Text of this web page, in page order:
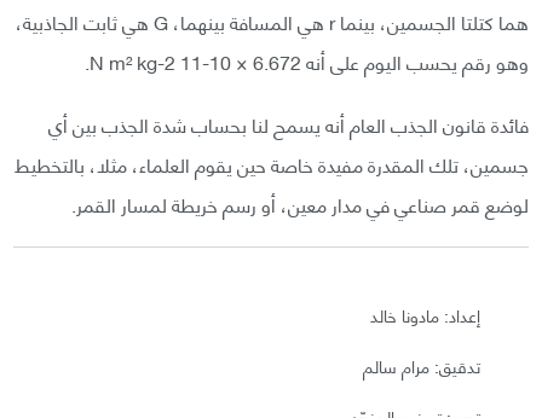
هما كتلتا الجسمين، بينما r هي المسافة بينهما، G هي ثابت الجاذبية،
وهو رقم يحسب اليوم على أنه 6.672 × 10-11 N m² kg-2.
فائدة قانون الجذب العام أنه يسمح لنا بحساب شدة الجذب بين أي
جسمين، تلك المقدرة مفيدة خاصة حين يقوم العلماء، مثلا، بالتخطيط
لوضع قمر صناعي في مدار معين، أو رسم خريطة لمسار القمر.
إعداد: مادونا خالد
تدقيق: مرام سالم